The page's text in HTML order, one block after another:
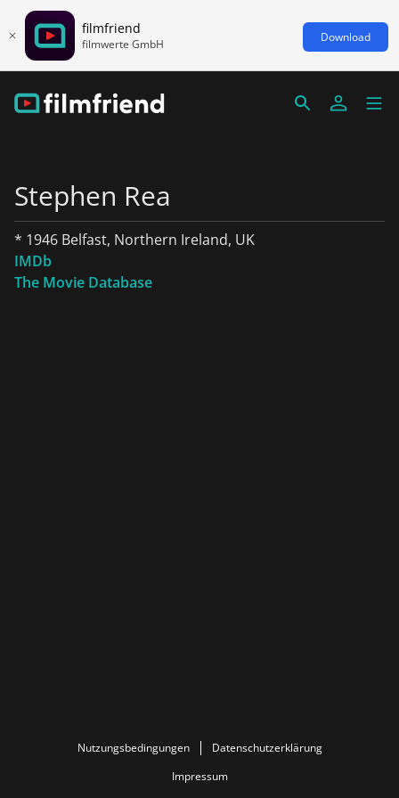
filmfriend
filmwerte GmbH Download
Stephen Rea
* 1946 Belfast, Northern Ireland, UK
IMDb
The Movie Database
Nutzungsbedingungen
Datenschutzerklärung
Impressum